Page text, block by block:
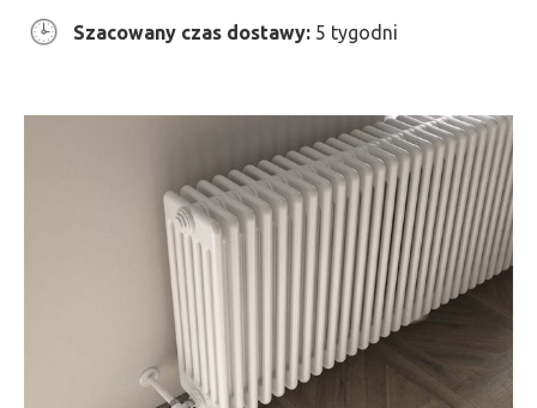
Szacowany czas dostawy: 5 tygodni